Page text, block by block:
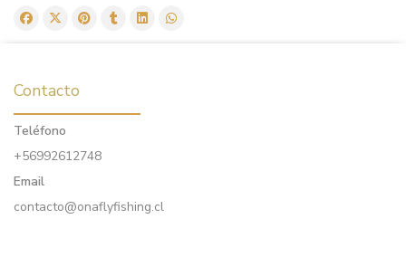
Contacto
Teléfono
+56992612748
Email
contacto@onaflyfishing.cl